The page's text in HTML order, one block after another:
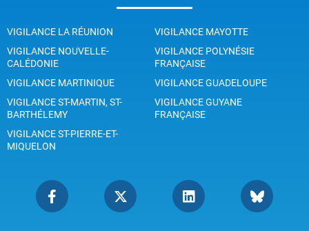
VIGILANCE LA RÉUNION
VIGILANCE MAYOTTE
VIGILANCE NOUVELLE-
CALÉDONIE
VIGILANCE POLYNÉSIE
FRANÇAISE
VIGILANCE MARTINIQUE
VIGILANCE GUADELOUPE
VIGILANCE ST-MARTIN, ST-
BARTHÉLEMY
VIGILANCE GUYANE
FRANÇAISE
VIGILANCE ST-PIERRE-ET-
MIQUELON